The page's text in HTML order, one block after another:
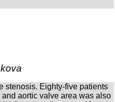
stenosis. Eighty-five patients
aortic valve area was also